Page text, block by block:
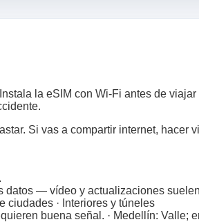
la eSIM con Wi‑Fi antes de
Si vas a compartir internet, hacer
— vídeo y actualizaciones
ciudades · Interiores y túneles
buena señal. · Medellín: Valle;